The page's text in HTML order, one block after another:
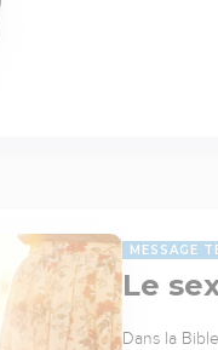
MESSAGE
Le
Dans la